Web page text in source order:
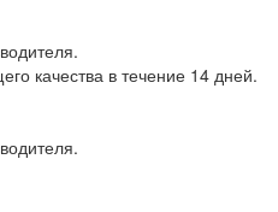
качества в течение 14 дней.